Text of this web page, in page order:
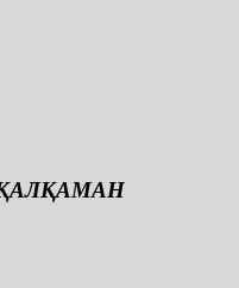
ҚАЛҚАМАН